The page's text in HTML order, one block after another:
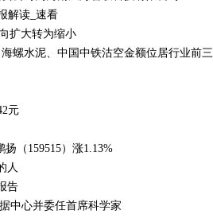
解读_速看
扩大转为缩小
螺水泥、中国中铁沽空金额位居行业前三
元
（159515）涨1.13%
人
告
中心并委任首席科学家